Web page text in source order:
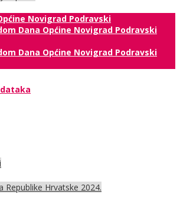
Novigrad Podravski
Dana Općine Novigrad Podravski
Dana Općine Novigrad Podravski
Republike Hrvatske 2024.